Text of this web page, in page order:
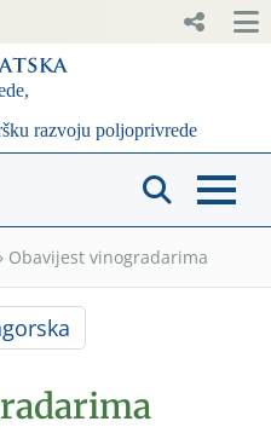
Obavijest vinogradarima